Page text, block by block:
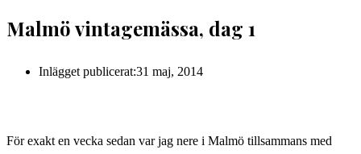
Malmö vintagemässa, dag 1
Inlägget publicerat:31 maj, 2014
För exakt en vecka sedan var jag nere i Malmö tillsammans med